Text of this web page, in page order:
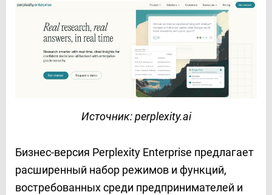
Источник: perplexity.ai
Бизнес-версия Perplexity Enterprise предлагает
расширенный набор режимов и функций,
востребованных среди предпринимателей и